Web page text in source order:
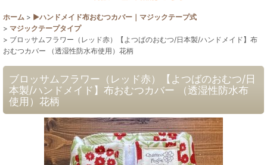
ホーム > ▶︎ハンドメイド布おむつカバー｜マジックテープ式
> マジックテープタイプ
> ブロッサムフラワー（レッド赤）【よつばのおむつ/日本製/ハンドメイド】布
おむつカバー （透湿性防水布使用）花柄
ブロッサムフラワー（レッド赤）【よつばのおむつ/日
本製/ハンドメイド】布おむつカバー （透湿性防水布
使用）花柄